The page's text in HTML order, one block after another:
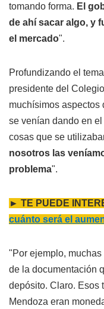
tomando forma. El
de ahí sacar algo, y
el mercado".
Profundizando el
presidente del
muchísimos aspectos
se venían dando en
cosas que se
nosotros las
problema".
► TE PUEDE
cuánto será el
"Por ejemplo,
de la documentación
depósito. Claro. Esos
Mendoza eran